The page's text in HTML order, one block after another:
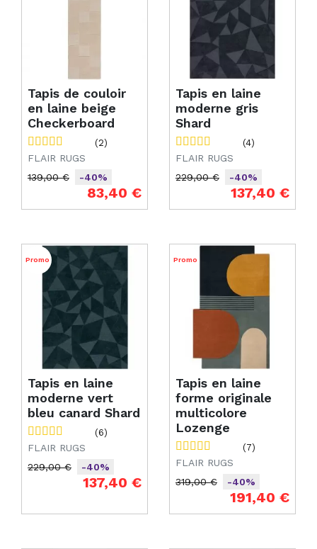
Tapis de couloir
en laine beige
Checkerboard
(2)
FLAIR RUGS
139,00 €
-40%
83,40 €
Tapis en laine
moderne gris
Shard
(4)
FLAIR RUGS
Prix de base
229,00 €
-40%
137,40 €
Tapis en laine
moderne vert
bleu canard Shard
(6)
FLAIR RUGS
Prix de base
229,00 €
-40%
137,40 €
Promo
Tapis en laine
forme originale
multicolore
Lozenge
(7)
FLAIR RUGS
Prix de base
319,00 €
-40%
191,40 €
Promo